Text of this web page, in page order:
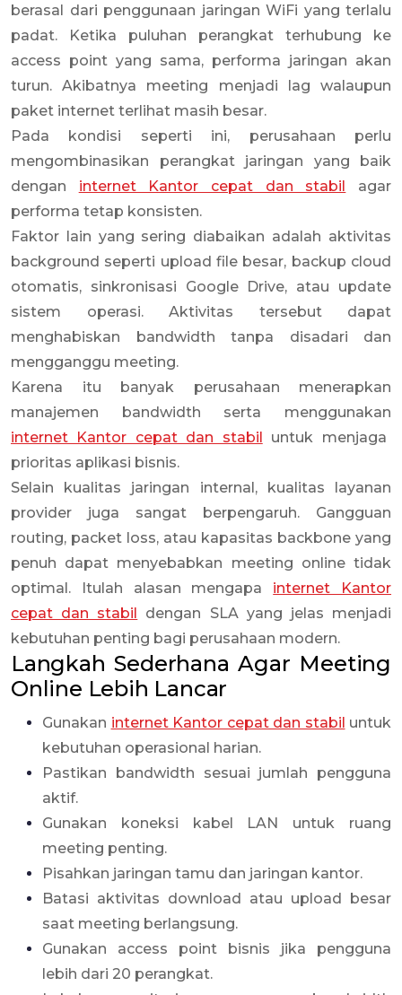
berasal dari penggunaan jaringan WiFi yang terlalu
padat. Ketika puluhan perangkat terhubung ke
access point yang sama, performa jaringan akan
turun. Akibatnya meeting menjadi lag walaupun
paket internet terlihat masih besar.
Pada kondisi seperti ini, perusahaan perlu
mengombinasikan perangkat jaringan yang baik
dengan
internet Kantor cepat dan stabil agar
performa tetap konsisten.
Faktor lain yang sering diabaikan adalah aktivitas
background seperti upload file besar, backup cloud
otomatis, sinkronisasi Google Drive, atau update
sistem operasi. Aktivitas tersebut dapat
menghabiskan bandwidth tanpa disadari dan
mengganggu meeting.
Karena itu banyak perusahaan menerapkan
manajemen bandwidth serta menggunakan
internet Kantor cepat dan stabil untuk menjaga
prioritas aplikasi bisnis.
Selain kualitas jaringan internal, kualitas layanan
provider juga sangat berpengaruh. Gangguan
routing, packet loss, atau kapasitas backbone yang
penuh dapat menyebabkan meeting online tidak
optimal. Itulah alasan mengapa
internet Kantor
cepat dan stabil dengan SLA yang jelas menjadi
kebutuhan penting bagi perusahaan modern.
Langkah Sederhana Agar Meeting
Online Lebih Lancar
Gunakan internet Kantor cepat dan stabil untuk
kebutuhan operasional harian.
Pastikan bandwidth sesuai jumlah pengguna
aktif.
Gunakan koneksi kabel LAN untuk ruang
meeting penting.
Pisahkan jaringan tamu dan jaringan kantor.
Batasi aktivitas download atau upload besar
saat meeting berlangsung.
Gunakan access point bisnis jika pengguna
lebih dari 20 perangkat.